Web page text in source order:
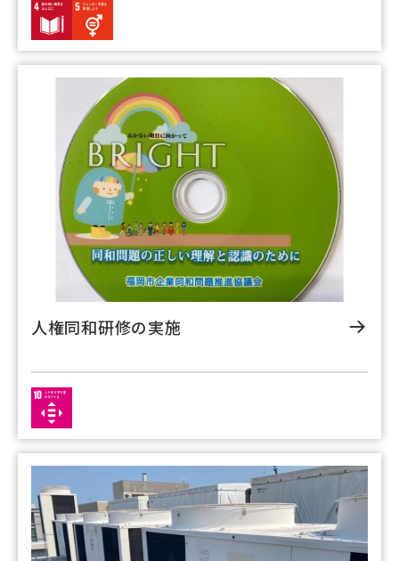
人権同和研修の実施